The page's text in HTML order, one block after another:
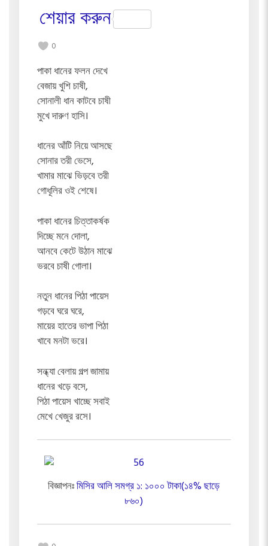
শেয়ার করুন
0
পাকা ধানের ফলন দেখে
বেজায় খুশি চাষী,
সোনালী ধান কাটবে চাষী
মুখে দারুণ হাসি।
ধানের আঁটি নিয়ে আসছে
সোনার তরী ভেসে,
খামার মাঝে ভিড়বে তরী
গোধূলির ওই শেষে।
পাকা ধানের চিত্তাকর্ষক
দিচ্ছে মনে দোলা,
আনবে কেটে উঠান মাঝে
ভরবে চাষী গোলা।
নতুন ধানের পিঠা পায়েস
গড়বে ঘরে ঘরে,
মায়ের হাতের ভাপা পিঠা
খাবে মনটা ভরে।
সন্ধ্যা বেলায় গল্প জামায়
ধানের খড়ে বসে,
পিঠা পায়েস খাচ্ছে সবাই
মেখে খেজুর রসে।
বিজ্ঞাপনঃমিসির আলি সমগ্র ১: ১০০০ টাকা(১৪% ছাড়ে
৮৬০)